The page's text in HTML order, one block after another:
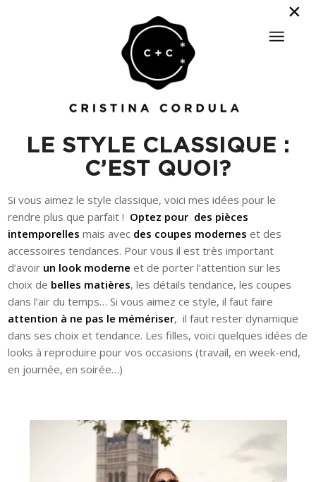
LE STYLE CLASSIQUE :
C’EST QUOI?
Si vous aimez le style classique, voici mes idées pour le
rendre plus que parfait ! Optez pour des pièces
intemporelles mais avec des coupes modernes et des
accessoires tendances. Pour vous il est très important
d’avoir un look moderne et de porter l’attention sur les
choix de belles matières, les détails tendance, les coupes
dans l’air du temps… Si vous aimez ce style, il faut faire
attention à ne pas le mémériser, il faut rester dynamique
dans ses choix et tendance. Les filles, voici quelques idées de
looks à reproduire pour vos occasions (travail, en week-end,
en journée, en soirée…)